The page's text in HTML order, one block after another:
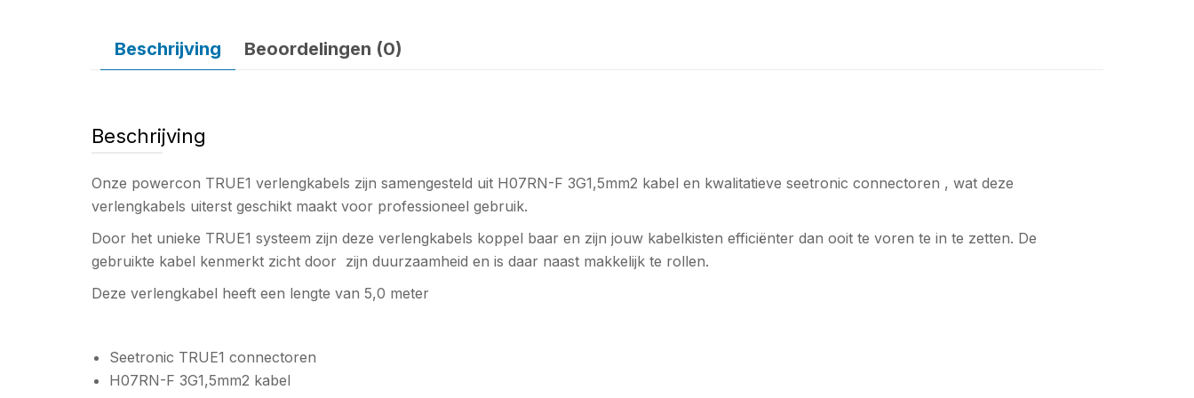
Beschrijving Beoordelingen (0)
Beschrijving
Onze powercon TRUE1 verlengkabels zijn samengesteld uit H07RN-F 3G1,5mm2 kabel en kwalitatieve seetronic connectoren , wat deze
verlengkabels uiterst geschikt maakt voor professioneel gebruik.
Door het unieke TRUE1 systeem zijn deze verlengkabels koppel baar en zijn jouw kabelkisten efficiënter dan ooit te voren te in te zetten. De
gebruikte kabel kenmerkt zicht door zijn duurzaamheid en is daar naast makkelijk te rollen.
Deze verlengkabel heeft een lengte van 5,0 meter
Seetronic TRUE1 connectoren
H07RN-F 3G1,5mm2 kabel